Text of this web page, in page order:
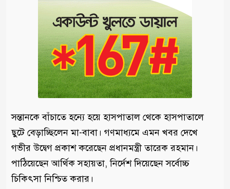
সন্তানকে বাঁচাতে হন্যে হয়ে হাসপাতাল থেকে হাসপাতালে
ছুটে বেড়াচ্ছিলেন মা-বাবা। গণমাধ্যমে এমন খবর দেখে
গভীর উদ্বেগ প্রকাশ করেছেন প্রধানমন্ত্রী তারেক রহমান।
পাঠিয়েছেন আর্থিক সহায়তা, নির্দেশ দিয়েছেন সর্বোচ্চ
চিকিৎসা নিশ্চিত করার।